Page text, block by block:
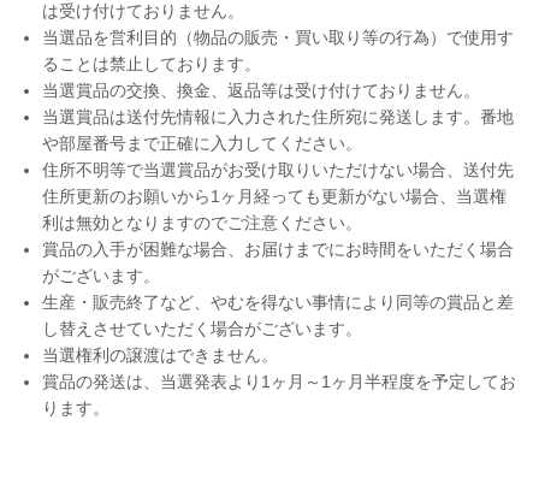
は受け付けておりません。
当選品を営利目的（物品の販売・買い取り等の行為）で使用す
ることは禁止しております。
当選賞品の交換、換金、返品等は受け付けておりません。
当選賞品は送付先情報に入力された住所宛に発送します。番地
や部屋番号まで正確に入力してください。
住所不明等で当選賞品がお受け取りいただけない場合、送付先
住所更新のお願いから1ヶ月経っても更新がない場合、当選権
利は無効となりますのでご注意ください。
賞品の入手が困難な場合、お届けまでにお時間をいただく場合
がございます。
生産・販売終了など、やむを得ない事情により同等の賞品と差
し替えさせていただく場合がございます。
当選権利の譲渡はできません。
賞品の発送は、当選発表より1ヶ月～1ヶ月半程度を予定してお
ります。